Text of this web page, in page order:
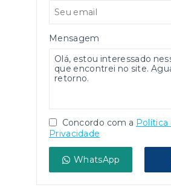
Mensagem
Concordo com a Política
Privacidade
WhatsApp